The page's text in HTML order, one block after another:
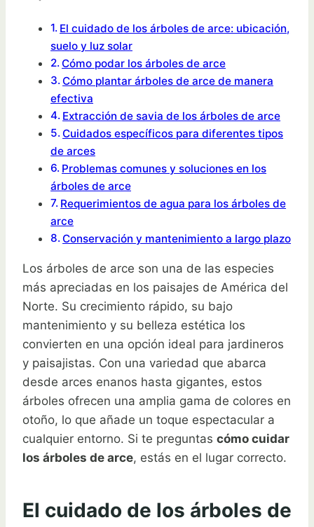
El cuidado de los árboles de arce: ubicación,
suelo y luz solar
Cómo podar los árboles de arce
Cómo plantar árboles de arce de manera
efectiva
Extracción de savia de los árboles de arce
Cuidados específicos para diferentes tipos
de arces
Problemas comunes y soluciones en los
árboles de arce
Requerimientos de agua para los árboles de
arce
Conservación y mantenimiento a largo plazo
Los árboles de arce son una de las especies
más apreciadas en los paisajes de América del
Norte. Su crecimiento rápido, su bajo
mantenimiento y su belleza estética los
convierten en una opción ideal para jardineros
y paisajistas. Con una variedad que abarca
desde arces enanos hasta gigantes, estos
árboles ofrecen una amplia gama de colores en
otoño, lo que añade un toque espectacular a
cualquier entorno. Si te preguntas cómo cuidar
los árboles de arce, estás en el lugar correcto.
El cuidado de los árboles de